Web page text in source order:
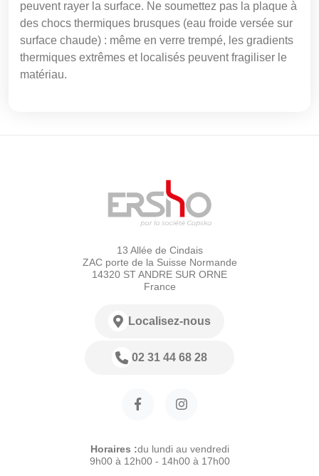
peuvent rayer la surface. Ne soumettez pas la plaque à
des chocs thermiques brusques (eau froide versée sur
surface chaude) : même en verre trempé, les gradients
thermiques extrêmes et localisés peuvent fragiliser le
matériau.
13 Allée de Cindais
ZAC porte de la Suisse Normande
14320 ST ANDRE SUR ORNE
France
Localisez-nous
02 31 44 68 28
Horaires :du lundi au vendredi
9h00 à 12h00 - 14h00 à 17h00